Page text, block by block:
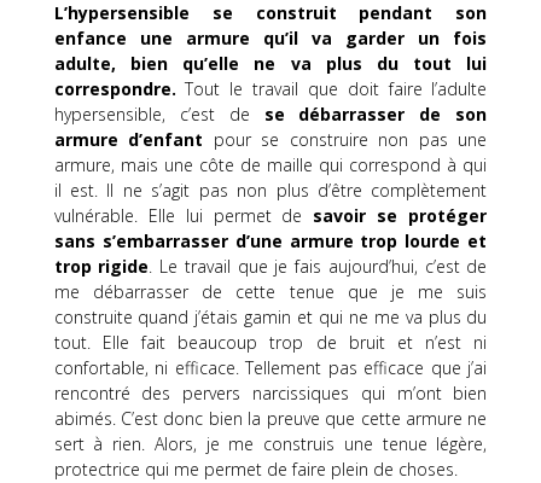
L’hypersensible se construit pendant son
enfance une armure qu’il va garder un fois
adulte, bien qu’elle ne va plus dutout lui
correspondre. Tout le travail que doit faire l’adulte
hypersensible, c’est de se débarrasser de son
armure d’enfant pour se construire non pas une
armure, mais une côte de maille qui correspond à qui
il est. Il ne s’agit pas non plus d’être complètement
vulnérable.Elle lui permet de savoir se protéger
sans s’embarrasser d’une armure trop lourde et
trop rigide. Le travail que je fais aujourd’hui, c’est de
me débarrasser de cette tenue que je me suis
construite quand j’étais gamin et qui ne me va plus du
tout.Elle fait beaucoup trop de bruit et n’est ni
confortable, ni efficace.Tellement pas efficace que j’ai
rencontré des pervers narcissiques qui m’ont bien
abimés.C’est donc bien la preuve que cette armure ne
sert à rien. Alors, je me construis une tenue légère,
protectrice qui me permet de faire plein de choses.